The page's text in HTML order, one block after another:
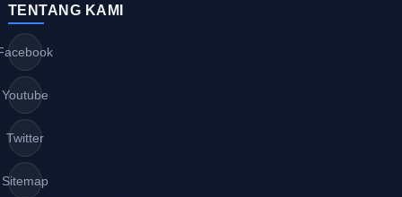
TENTANG KAMI
Youtube
Twitter
Sitemap